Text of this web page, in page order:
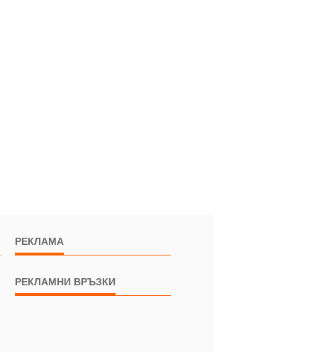
РЕКЛАМА
РЕКЛАМНИ ВРЪЗКИ